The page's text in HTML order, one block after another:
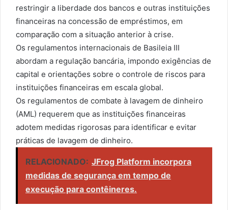
restringir a liberdade dos bancos e outras instituições
financeiras na concessão de empréstimos, em
comparação com a situação anterior à crise.
Os regulamentos internacionais de Basileia III
abordam a regulação bancária, impondo exigências de
capital e orientações sobre o controle de riscos para
instituições financeiras em escala global.
Os regulamentos de combate à lavagem de dinheiro
(AML) requerem que as instituições financeiras
adotem medidas rigorosas para identificar e evitar
práticas de lavagem de dinheiro.
RELACIONADO: JFrog Platform incorpora
medidas de segurança em tempo de
execução para contêineres.